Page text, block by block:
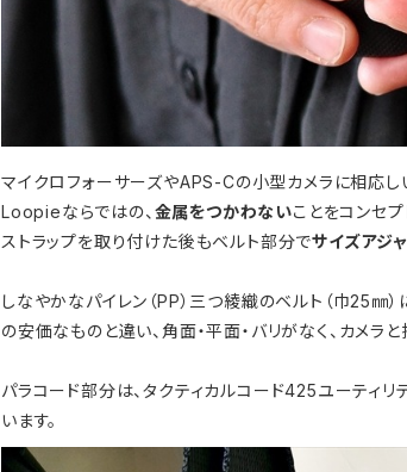
マイクロフォーサーズやAPS-Cの小型カメラに相応し
Loopieならではの、 金属をつかわないことをコンセ
ストラップを取り付けた後もベルト部分でサイズアジ
しなやかなパイレン（PP）三つ綾織のベルト（巾25㎜
の安価なものと違い、角面・平面・バリがなく、カメ
パラコード部分は、タクティカルコード425ユーティ
います。